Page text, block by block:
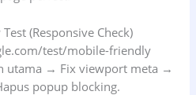
(Responsive Check)
test/mobile-friendly
utama → Fix viewport meta →
popup blocking.